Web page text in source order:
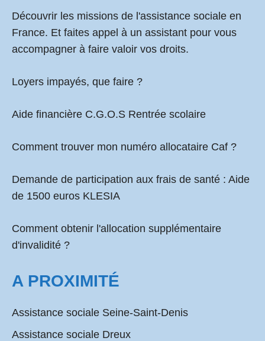
Découvrir les missions de l'assistance sociale en
France. Et faites appel à un assistant pour vous
accompagner à faire valoir vos droits.
Loyers impayés, que faire ?
Aide financière C.G.O.S Rentrée scolaire
Comment trouver mon numéro allocataire Caf ?
Demande de participation aux frais de santé : Aide
de 1500 euros KLESIA
Comment obtenir l'allocation supplémentaire
d'invalidité ?
A PROXIMITÉ
Assistance sociale Seine-Saint-Denis
Assistance sociale Dreux